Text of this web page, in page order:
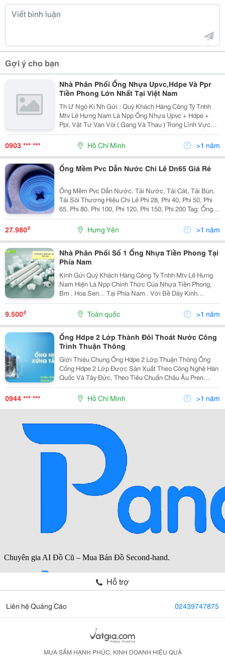
Gợi ý cho bạn
Nhà Phân Phối Ống Nhựa Upvc,Hdpe Và Ppr
Tiền Phong Lớn Nhất Tại Việt Nam
Th Ư Ngỏ Ki ́Nh Gửi : Quý Khách Hàng Công Ty Tnhh
Mtv Lê Hưng Nam Là Npp Ống Nhựa Upvc + Hdpe +
Ppr, Vật Tư Van Vòi ( Gang Và Thau ) Trong Lĩnh Vực
Cấp Thoát Nước Dân Dụng Và Công Nghiệp . Với Bề
Dày Kinh Nghiệm 10 Năm , Có Đội Ngủ Nhân Viên Ch
0903 *** *** Hồ Chí Minh >1 năm
Ống Mềm Pvc Dẫn Nước Chi Lê Dn65 Giá Rẻ
Ống Mềm Pvc Dẫn Nước, Tải Nước, Tải Cát, Tải Bùn,
Tải Sỏi Thương Hiệu Chi Lê Phi 28, Phi 40, Phi 50, Phi
65, Phi 80, Phi 100, Phi 120, Phi 150, Phi 200 Tag: Ổng
Vải Bạt Cốt Dù Chi Lê, Ống Mềm Dẫn Nước Chi Lê, Ống
Mềm Pvc Chi Lê, Ống Tải Cát Chi Lê
27.980₫ Hưng Yên >1 năm
Nhà Phân Phối Số 1 Ống Nhựa Tiền Phong Tại
Phía Nam
Kính Gửi Quý Khách Hàng Công Ty Tnhh Mtv Lê Hưng
Nam Hiện Là Npp Chính Thức Của Nhựa Tiền Phong,
Bm , Hoa Sen... Tại Phía Nam . Với Bề Dày Kinh
Nghiệm Cung Ứng Cho Các Dự Án Công Trình Công
Nghiệp Và Dân Dụng Trên 10 Năm . Chúng Tôi Có Đội
Ngũ Nhâ
9.500₫ Toàn quốc >1 năm
Ống Hdpe 2 Lớp Thành Đôi Thoát Nước Công
Trình Thuận Thông
Giới Thiệu Chung Ống Hdpe 2 Lớp Thuận Thông Ống
Cống Hdpe 2 Lớp Được Sản Xuất Theo Công Nghệ Hàn
Quốc Và Tây Đức, Theo Tiêu Chuẩn Châu Âu Pren
13476-3:2006 (E), Độ Cứng Vòng Thử Nghiệm Theo
Tiêu Chuẩn Iso 9969:1994. 1. Đặc Tính Và Cấu Tạo
0944 *** *** Hồ Chí Minh >1 năm
Hỗ trợ
Liên hệ Quảng Cáo 02439747875
MUA SẮM HẠNH PHÚC, KINH DOANH HIỆU QUẢ